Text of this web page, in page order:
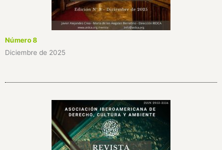
Número 8
Diciembre de 2025